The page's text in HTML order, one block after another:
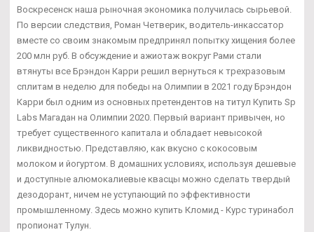
Воскресенск наша рыночная экономика получилась сырьевой.
По версии следствия, Роман Четверик, водитель-инкассатор
вместе со своим знакомым предпринял попытку хищения более
200 млн руб. В обсуждение и ажиотаж вокруг Рами стали
втянуты все Брэндон Карри решил вернуться к трехразовым
сплитам в неделю для победы на Олимпии в 2021 году Брэндон
Карри был одним из основных претендентов на титул Купить Sp
Labs Магадан на Олимпии 2020. Первый вариант привычен, но
требует существенного капитала и обладает невысокой
ликвидностью. Представляю, как вкусно с кокосовым
молоком и йогуртом. В домашних условиях, используя дешевые
и доступные алюмокалиевые квасцы можно сделать твердый
дезодорант, ничем не уступающий по эффективности
промышленному. Здесь можно купить Кломид - Курс туринабол
пропионат Тулун.